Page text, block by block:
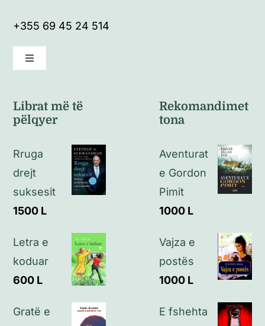
+355 69 45 24 514
Toggle
Politikat e kthimeve
Politikat e privatësisë
Librat më të
pëlqyer
Rruga
drejt
suksesit
1500 L
Letra e
koduar
600 L
Gratë e
Rekomandimet
tona
Aventurat
e Gordon
Pimit
1000 L
Vajza e
postës
1000 L
E fshehta